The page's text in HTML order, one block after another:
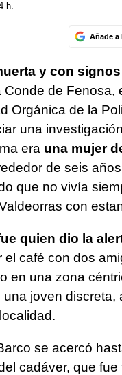
h.
Añade a
y con
de Fenosa,
Orgánica de la
una
era una mujer
de seis
que no vivía
con
quien dio la
café con dos
en una zona
joven discreta,
se acercó
cadáver, que